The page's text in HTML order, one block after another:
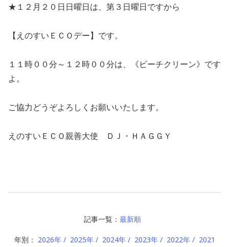
★１２月２０日日曜日は、第３日曜日ですから
【えのすいＥＣＯデー】です。
１１時００分～１２時００分は、《ビーチクリーン》です
よ。
ご協力どうぞよろしくお願いいたします。
えのすいＥＣＯ親善大使 ＤＪ・ＨＡＧＧＹ
記事一覧： 最新順
年別： 2026年 2025年 2024年 2023年 2022年
2021